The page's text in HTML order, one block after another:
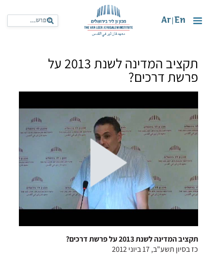
En
Ar
תקציב המדינה לשנת 2013 על
פרשת דרכים?
תקציב המדינה לשנת 2013 על פרשת דרכים?
כז בסיון תשע"ב, 17 ביוני 2012